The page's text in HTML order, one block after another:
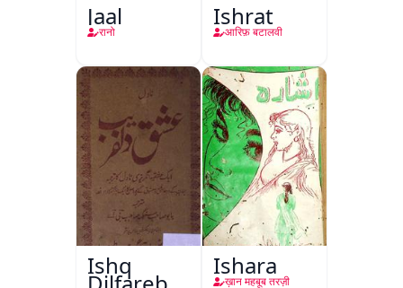
Jaal
रानो
Ishrat
आरिफ़ बटालवी
Ishq Ishara
ख़ान महबूब तरज़ी